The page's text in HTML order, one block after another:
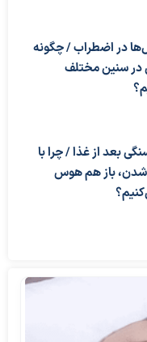
در اضطراب / چگونه
در سنین مختلف
بعد از غذا / چرا با
باز هم هوس